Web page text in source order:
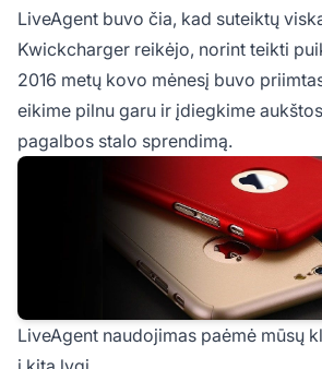
LiveAgent buvo čia, kad suteiktų
Kwickcharger reikėjo, norint teikti
2016 metų kovo mėnesį buvo
eikime pilnu garu ir įdiegkime
pagalbos stalo sprendimą.
LiveAgent naudojimas paėmė mūsų